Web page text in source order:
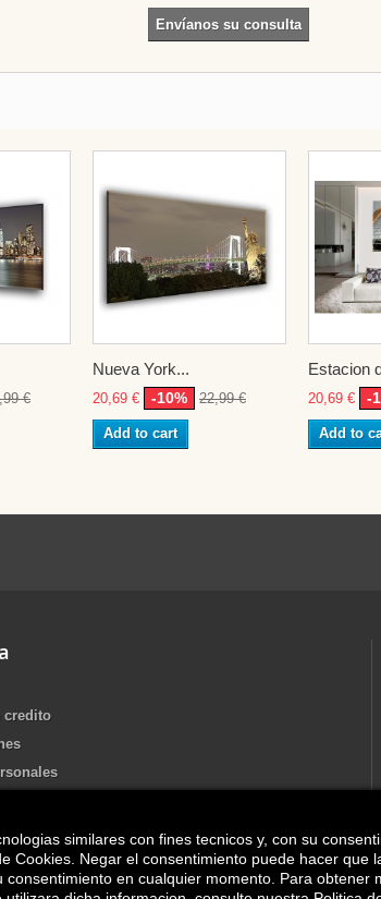
Envíanos su consulta
€
Nueva York...
20,69 € -10% 22,99 €
Add to cart
Estacion
20,69 € -
Add to
credito
preferences
similares con fines tecnicos y, con su
Cookies. Negar el consentimiento puede hacer que
en cualquier momento. Para obtener